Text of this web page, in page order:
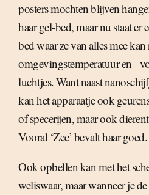
posters mochten blijven
haar gel-bed, maar nu staat er
bed waar ze van alles mee
omgevingstemperatuur en
luchtjes. Want naast
kan het apparaatje ook
of specerijen, maar ook
Vooral ‘Zee’ bevalt haar goed.
Ook opbellen kan met het
weliswaar, maar wanneer je